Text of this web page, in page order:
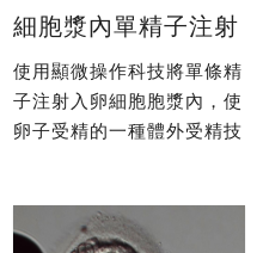
細胞漿內單精子注射
使用顯微操作科技將單條精
子注射入卵細胞胞漿內，使
卵子受精的一種體外受精技